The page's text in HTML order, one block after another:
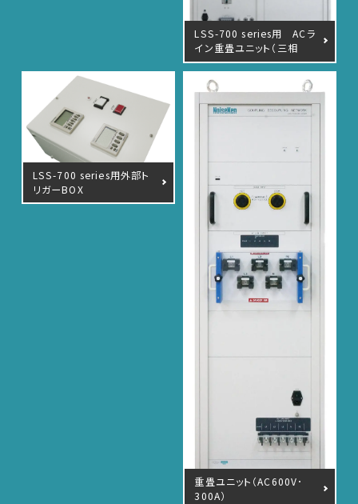
LSS-700 series用 ACラ
イン重畳ユニット（三相
AC600V/50A）
LSS-700 series用外部ト
リガーBOX
重畳ユニット（AC600V･
300A）